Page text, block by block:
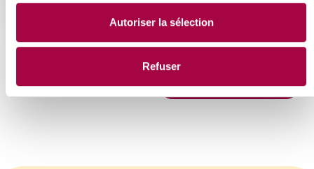
Autoriser la sélection
Refuser
Voir tous les événements